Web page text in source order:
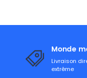
Monde
Livraison
extrême